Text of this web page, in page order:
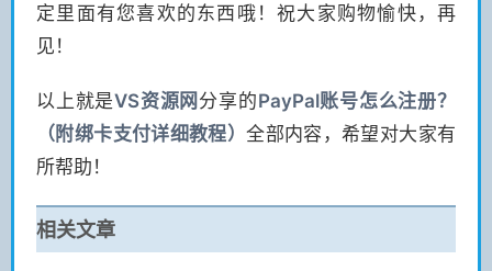
定里面有您喜欢的东西哦！祝大家购物愉快，再
见！
以上就是VS资源网 分享的PayPal账号怎么注册？
（附绑卡支付详细教程）全部内容，希望对大家有
所帮助！
相关文章